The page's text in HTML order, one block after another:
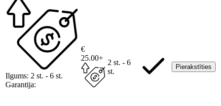
Ilgums: 2 st. - 6 st.
Garantija:
€
25.00+
2 st. - 6
st.
Pierakstīties